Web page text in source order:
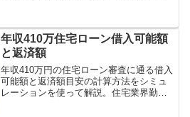
いた内容と自分が3度目の正直で通過させ
た時の体験を含めてご案内しています。
年収410万住宅ローン借入可能額
と返済額
年収410万円の住宅ローン審査に通る借入
可能額と返済額目安の計算方法をシミュ
レーションを使って解説。住宅業界勤務